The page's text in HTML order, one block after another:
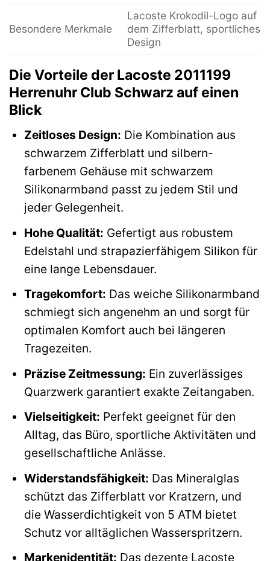
Besondere Merkmale
Lacoste Krokodil-Logo auf
dem Zifferblatt, sportliches
Design
Die Vorteile der Lacoste 2011199
Herrenuhr Club Schwarz auf einen
Blick
Zeitloses Design: Die Kombination aus
schwarzem Zifferblatt und silbern-
farbenem Gehäuse mit schwarzem
Silikonarmband passt zu jedem Stil und
jeder Gelegenheit.
Hohe Qualität: Gefertigt aus robustem
Edelstahl und strapazierfähigem Silikon für
eine lange Lebensdauer.
Tragekomfort: Das weiche Silikonarmband
schmiegt sich angenehm an und sorgt für
optimalen Komfort auch bei längeren
Tragezeiten.
Präzise Zeitmessung: Ein zuverlässiges
Quarzwerk garantiert exakte Zeitangaben.
Vielseitigkeit: Perfekt geeignet für den
Alltag, das Büro, sportliche Aktivitäten und
gesellschaftliche Anlässe.
Widerstandsfähigkeit: Das Mineralglas
schützt das Zifferblatt vor Kratzern, und
die Wasserdichtigkeit von 5 ATM bietet
Schutz vor alltäglichen Wasserspritzern.
Markenidentität: Das dezente Lacoste